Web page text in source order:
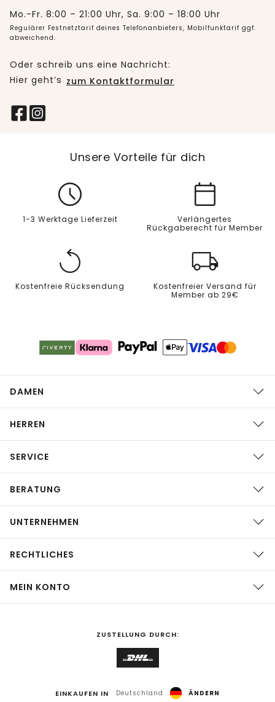
Mo.-Fr. 8:00 – 21:00 Uhr, Sa. 9:00 – 18:00 Uhr
Regulärer Festnetztarif deines Telefonanbieters, Mobilfunktarif ggf.
abweichend.
Oder schreib uns eine Nachricht:
Hier geht’s zum Kontaktformular
Unsere Vorteile für dich
1-3 Werktage Lieferzeit
Verlängertes
Rückgaberecht für Member
Kostenfreie Rücksendung
Kostenfreier Versand für
Member ab 29€
DAMEN
HERREN
SERVICE
BERATUNG
UNTERNEHMEN
RECHTLICHES
MEIN KONTO
ZUSTELLUNG DURCH:
EINKAUFEN IN Deutschland ÄNDERN